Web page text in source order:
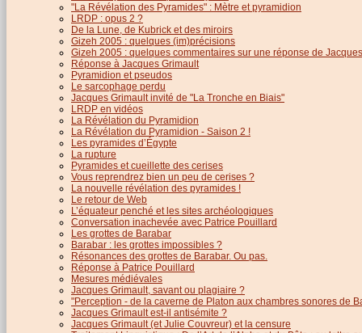
"La Révélation des Pyramides" : Mètre et pyramidion
LRDP : opus 2 ?
De la Lune, de Kubrick et des miroirs
Gizeh 2005 : quelques (im)précisions
Gizeh 2005 : quelques commentaires sur une réponse de
Réponse à Jacques Grimault
Pyramidion et pseudos
Le sarcophage perdu
Jacques Grimault invité de "La Tronche en Biais"
LRDP en vidéos
La Révélation du Pyramidion
La Révélation du Pyramidion - Saison 2 !
Les pyramides d’Égypte
La rupture
Pyramides et cueillette des cerises
Vous reprendrez bien un peu de cerises ?
La nouvelle révélation des pyramides !
Le retour de Web
L’équateur penché et les sites archéologiques
Conversation inachevée avec Patrice Pouillard
Les grottes de Barabar
Barabar : les grottes impossibles ?
Résonances des grottes de Barabar. Ou pas.
Réponse à Patrice Pouillard
Mesures médiévales
Jacques Grimault, savant ou plagiaire ?
"Perception - de la caverne de Platon aux chambres sonores de
Jacques Grimault est-il antisémite ?
Jacques Grimault (et Julie Couvreur) et la censure